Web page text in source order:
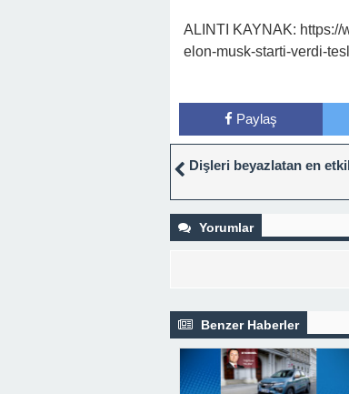
ALINTI KAYNAK: https://
elon-musk-starti-verdi-
Paylaş
Dişleri beyazlatan en
Yorumlar
Benzer Haberler